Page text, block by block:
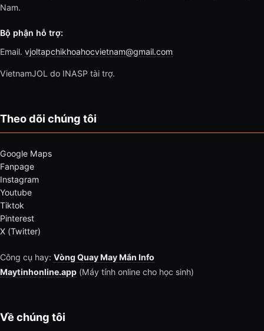
Nam.
Bộ phận hỗ trợ:
Email. vjoltapchikhoahocvietnam@gmail.com
VietnamJOL do INASP tài trợ.
Theo dõi chúng tôi
Google Maps
Fanpage
Instagram
Youtube
Tiktok
Pinterest
X (Twitter)
Công cụ hay: Vòng Quay May Mắn Info
Maytinhonline.app (Máy tính online cho học sinh)
Về chúng tôi